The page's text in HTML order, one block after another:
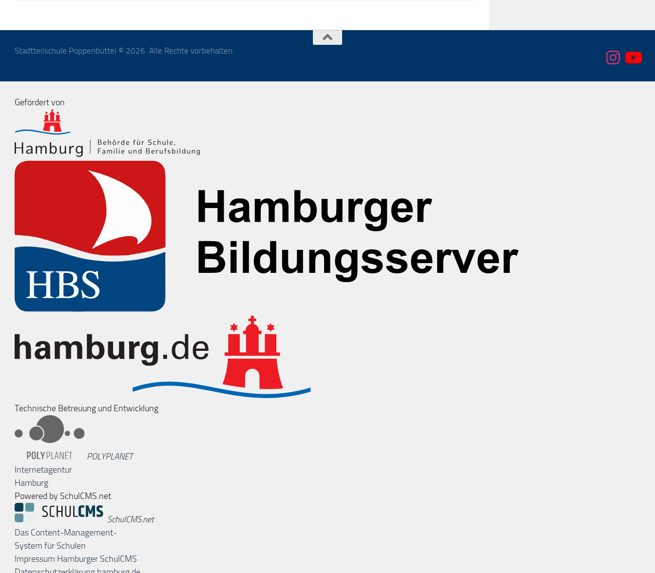
Stadtteilschule Poppenbüttel © 2026. Alle Rechte vorbehalten.
Gefördert von
Technische Betreuung und Entwicklung
POLYPLANET
Internetagentur
Hamburg
Powered by SchulCMS.net
SchulCMS.net
Das Content-Management-
System für Schulen
Impressum Hamburger SchulCMS